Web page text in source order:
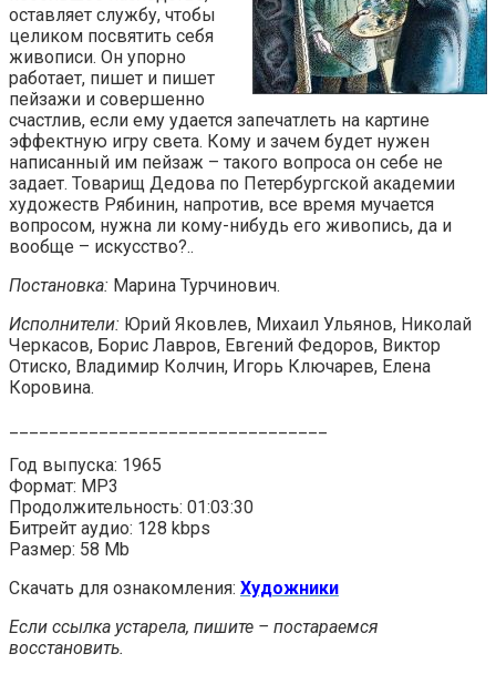
оставляет службу, чтобы
целиком посвятить себя
живописи. Он упорно
работает, пишет и пишет
пейзажи и совершенно
счастлив, если ему удается запечатлеть на картине
эффектную игру света. Кому и зачем будет нужен
написанный им пейзаж – такого вопроса он себе не
задает. Товарищ Дедова по Петербургской академии
художеств Рябинин, напротив, все время мучается
вопросом, нужна ли кому-нибудь его живопись, да и
вообще – искусство?..
Постановка: Марина Турчинович.
Исполнители: Юрий Яковлев, Михаил Ульянов, Николай
Черкасов, Борис Лавров, Евгений Федоров, Виктор
Отиско, Владимир Колчин, Игорь Ключарев, Елена
Коровина.
Год выпуска: 1965
Формат: MP3
Продолжительность: 01:03:30
Битрейт аудио: 128 kbps
Размер: 58 Mb
Скачать для ознакомления: Художники
Если ссылка устарела, пишите – постараемся
восстановить.